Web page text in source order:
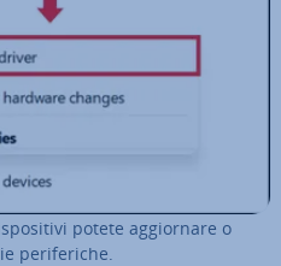
potete ag­gior­na­re o
pe­ri­fe­ri­che.